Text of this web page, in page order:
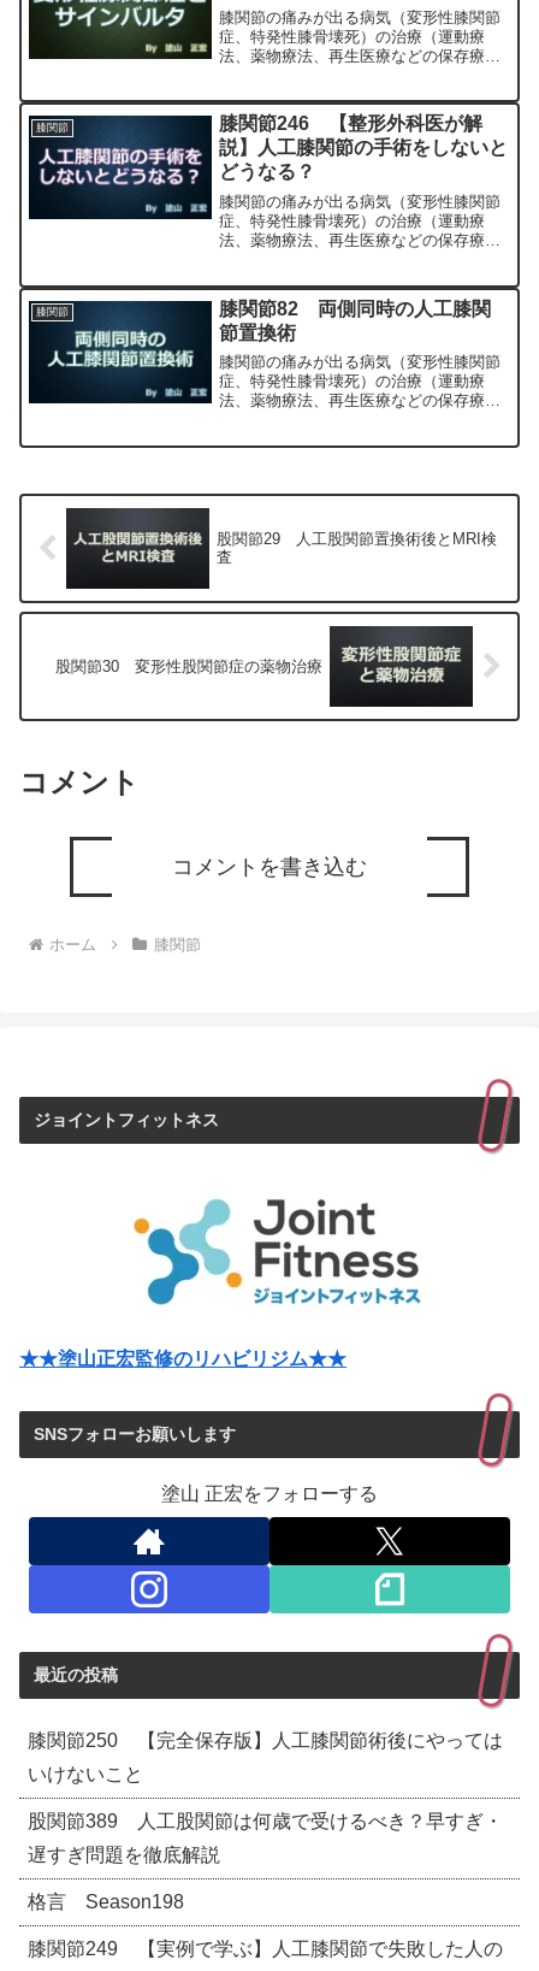
膝関節の痛みが出る病気（変形性膝関節
症、特発性膝骨壊死）の治療（運動療
法、薬物療法、再生医療などの保存療
専門医（人工関節手術を専門）の塗山正
宏が色々と説明します。
膝関節
膝関節246 【整形外科医が解
説】人工膝関節の手術をしないと
どうなる？
膝関節の痛みが出る病気（変形性膝関節
症、特発性膝骨壊死）の治療（運動療
法、薬物療法、再生医療などの保存療
専門医（人工関節手術を専門）の塗山正
宏が色々と説明します。
膝関節
膝関節82 両側同時の人工膝関
節置換術
膝関節の痛みが出る病気（変形性膝関節
症、特発性膝骨壊死）の治療（運動療
法、薬物療法、再生医療などの保存療
股関節29 人工股関節置換術後とMRI検
査
股関節30 変形性股関節症の薬物治療
コメント
コメントを書き込む
ホーム 膝関節
ジョイントフィットネス
★★塗山正宏監修のリハビリジム★★
SNSフォローお願いします
塗山 正宏をフォローする
最近の投稿
膝関節250 【完全保存版】人工膝関節術後にやっては
いけないこと
股関節389 人工股関節は何歳で受けるべき？早すぎ・
遅すぎ問題を徹底解説
格言 Season198
膝関節249 【実例で学ぶ】人工膝関節で失敗した人の